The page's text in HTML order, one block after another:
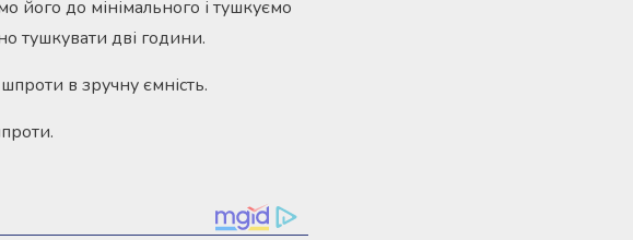
його до мінімального і тушкуємо
тушкувати дві години.
в зручну ємність.